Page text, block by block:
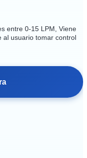
entre 0-15 LPM, Viene
al usuario tomar control